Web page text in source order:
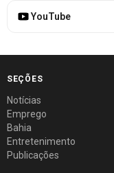
YouTube
SEÇÕES
Notícias
Emprego
Bahia
Entretenimento
Publicações